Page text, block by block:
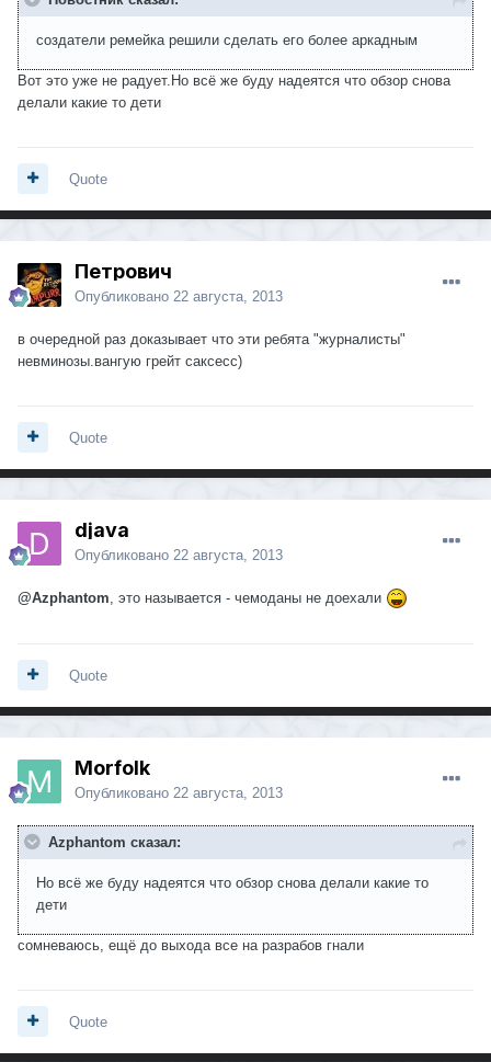
создатели ремейка решили сделать его более аркадным
Вот это уже не радует.Но всё же буду надеятся что обзор снова
делали какие то дети
Quote
Петрович
Опубликовано 22 августа, 2013
в очередной раз доказывает что эти ребята "журналисты"
невминозы.вангую грейт саксесс)
Quote
djava
Опубликовано 22 августа, 2013
@Azphantom , это называется - чемоданы не доехали
Quote
Morfolk
Опубликовано 22 августа, 2013
Azphantom сказал:
Но всё же буду надеятся что обзор снова делали какие то
дети
сомневаюсь, ещё до выхода все на разрабов гнали
Quote